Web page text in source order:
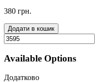
380 грн.
Додати в кошик
Available Options
Додатково